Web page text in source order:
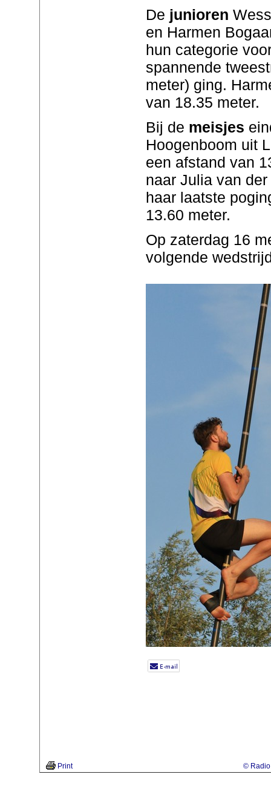
De junioren
en Harmen
hun categorie
spannende
meter) ging.
van 18.35 meter.
Bij de meisjes
Hoogenboom uit
een afstand van
naar Julia van
haar laatste
13.60 meter.
Op zaterdag 16
volgende
Print © Radio